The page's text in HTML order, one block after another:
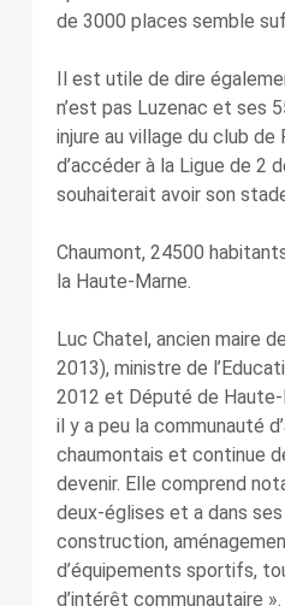
de 3000 places semble
Il est utile de dire
n’est pas Luzenac et ses
injure au village du club de
d’accéder à la Ligue de 2
souhaiterait avoir son
Chaumont, 24500
la Haute-Marne.
Luc Chatel, ancien maire
2013), ministre de
2012 et Député de
il y a peu la communauté
chaumontais et continue
devenir. Elle comprend
deux-églises et a dans
construction,
d’équipements sportifs,
d’intérêt communautaire